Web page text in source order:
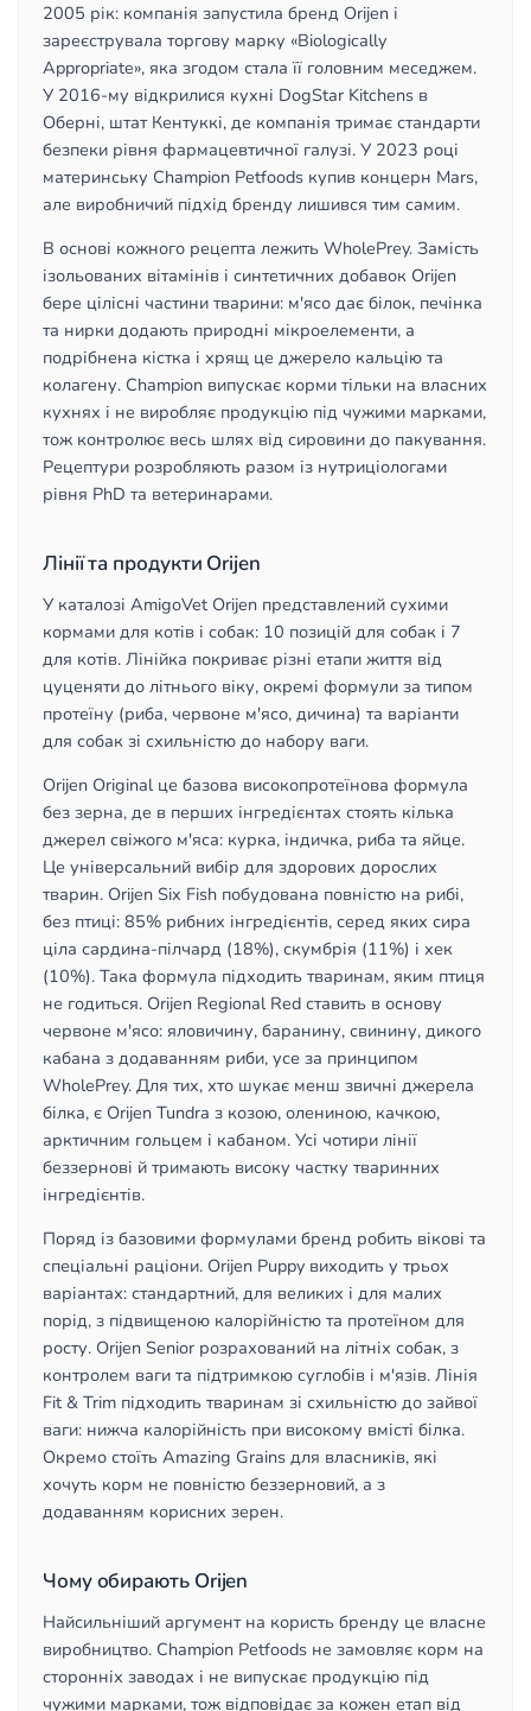
2005 рік: компанія запустила бренд Orijen і
зареєструвала торгову марку «Biologically
Appropriate», яка згодом стала її головним меседжем.
У 2016-му відкрилися кухні DogStar Kitchens в
Оберні, штат Кентуккі, де компанія тримає стандарти
безпеки рівня фармацевтичної галузі. У 2023 році
материнську Champion Petfoods купив концерн Mars,
але виробничий підхід бренду лишився тим самим.
В основі кожного рецепта лежить WholePrey. Замість
ізольованих вітамінів і синтетичних добавок Orijen
бере цілісні частини тварини: м'ясо дає білок, печінка
та нирки додають природні мікроелементи, а
подрібнена кістка і хрящ це джерело кальцію та
колагену. Champion випускає корми тільки на власних
кухнях і не виробляє продукцію під чужими марками,
тож контролює весь шлях від сировини до пакування.
Рецептури розробляють разом із нутриціологами
рівня PhD та ветеринарами.
Лінії та продукти Orijen
У каталозі AmigoVet Orijen представлений сухими
кормами для котів і собак: 10 позицій для собак і 7
для котів. Лінійка покриває різні етапи життя від
цуценяти до літнього віку, окремі формули за типом
протеїну (риба, червоне м'ясо, дичина) та варіанти
для собак зі схильністю до набору ваги.
Orijen Original це базова високопротеїнова формула
без зерна, де в перших інгредієнтах стоять кілька
джерел свіжого м'яса: курка, індичка, риба та яйце.
Це універсальний вибір для здорових дорослих
тварин. Orijen Six Fish побудована повністю на рибі,
без птиці: 85% рибних інгредієнтів, серед яких сира
ціла сардина-пілчард (18%), скумбрія (11%) і хек
(10%). Така формула підходить тваринам, яким птиця
не годиться. Orijen Regional Red ставить в основу
червоне м'ясо: яловичину, баранину, свинину, дикого
кабана з додаванням риби, усе за принципом
WholePrey. Для тих, хто шукає менш звичні джерела
білка, є Orijen Tundra з козою, олениною, качкою,
арктичним гольцем і кабаном. Усі чотири лінії
беззернові й тримають високу частку тваринних
інгредієнтів.
Поряд із базовими формулами бренд робить вікові та
спеціальні раціони. Orijen Puppy виходить у трьох
варіантах: стандартний, для великих і для малих
порід, з підвищеною калорійністю та протеїном для
росту. Orijen Senior розрахований на літніх собак, з
контролем ваги та підтримкою суглобів і м'язів. Лінія
Fit & Trim підходить тваринам зі схильністю до зайвої
ваги: нижча калорійність при високому вмісті білка.
Окремо стоїть Amazing Grains для власників, які
хочуть корм не повністю беззерновий, а з
додаванням корисних зерен.
Чому обирають Orijen
Найсильніший аргумент на користь бренду це власне
виробництво. Champion Petfoods не замовляє корм на
сторонніх заводах і не випускає продукцію під
чужими марками, тож відповідає за кожен етап від